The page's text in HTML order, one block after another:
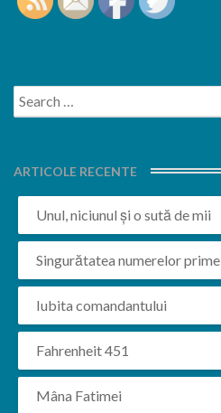
Search
for:
ARTICOLE RECENTE
Unul, niciunul și o sută de mii
Singurătatea numerelor prime
Iubita comandantului
Fahrenheit 451
Mâna Fatimei